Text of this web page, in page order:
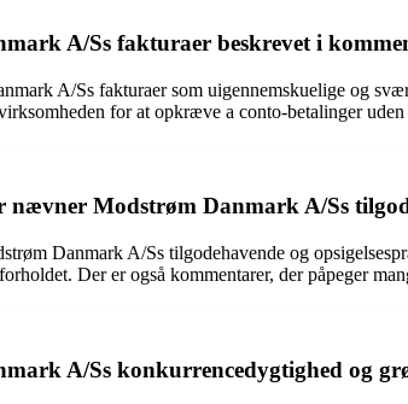
A/Ss fakturaer beskrevet i
A/Ss fakturaer som uigennemskuelige og
for at opkræve a conto-betalinger
Modstrøm Danmark A/Ss
Danmark A/Ss tilgodehavende og
Der er også kommentarer, der påpeger
A/Ss konkurrencedygtighed og